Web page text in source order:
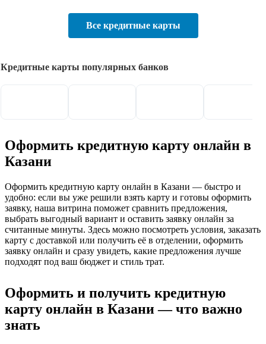
Все кредитные карты
Кредитные карты популярных банков
Оформить кредитную карту онлайн в
Казани
Оформить кредитную карту онлайн в Казани — быстро и
удобно: если вы уже решили взять карту и готовы оформить
заявку, наша витрина поможет сравнить предложения,
выбрать выгодный вариант и оставить заявку онлайн за
считанные минуты. Здесь можно посмотреть условия, заказать
карту с доставкой или получить её в отделении, оформить
заявку онлайн и сразу увидеть, какие предложения лучше
подходят под ваш бюджет и стиль трат.
Оформить и получить кредитную
карту онлайн в Казани — что важно
знать